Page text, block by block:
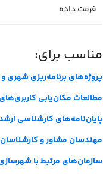
فرمت داده
مناسب برای:
پروژه‌های برنامه‌ریزی شهری
مطالعات مکان‌یابی
پایان‌نامه‌های کارشناسی
مهندسان مشاور و کارشناسان
سازمان‌های مرتبط با